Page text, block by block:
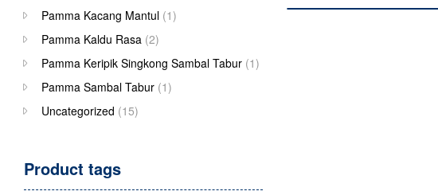
Pamma Kacang Mantul (1)
Pamma Kaldu Rasa (2)
Pamma Keripik Singkong Sambal Tabur (1)
Pamma Sambal Tabur (1)
Uncategorized (15)
Product tags